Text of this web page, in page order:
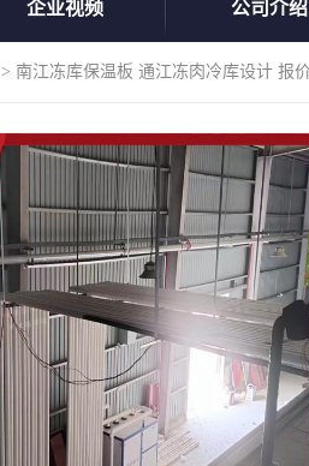
企业视频 公司介绍
> 南江冻库保温板 通江冻肉冷库设计 报